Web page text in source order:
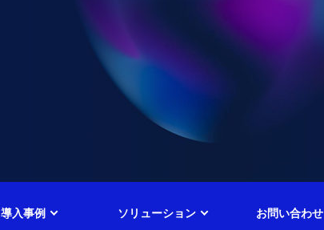
導入事例 ソリューション お問い合わせ